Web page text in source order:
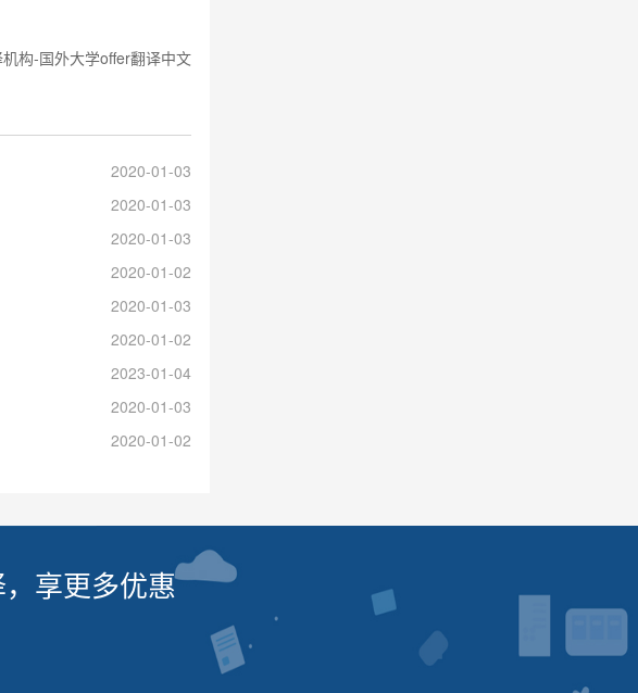
构-国外大学offer翻译中文
2020-01-03
2020-01-03
2020-01-03
2020-01-02
2020-01-03
2020-01-02
2023-01-04
2020-01-03
2020-01-02
享更多优惠